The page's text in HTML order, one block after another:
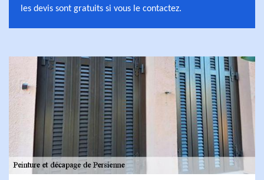
les devis sont gratuits si vous le contactez.